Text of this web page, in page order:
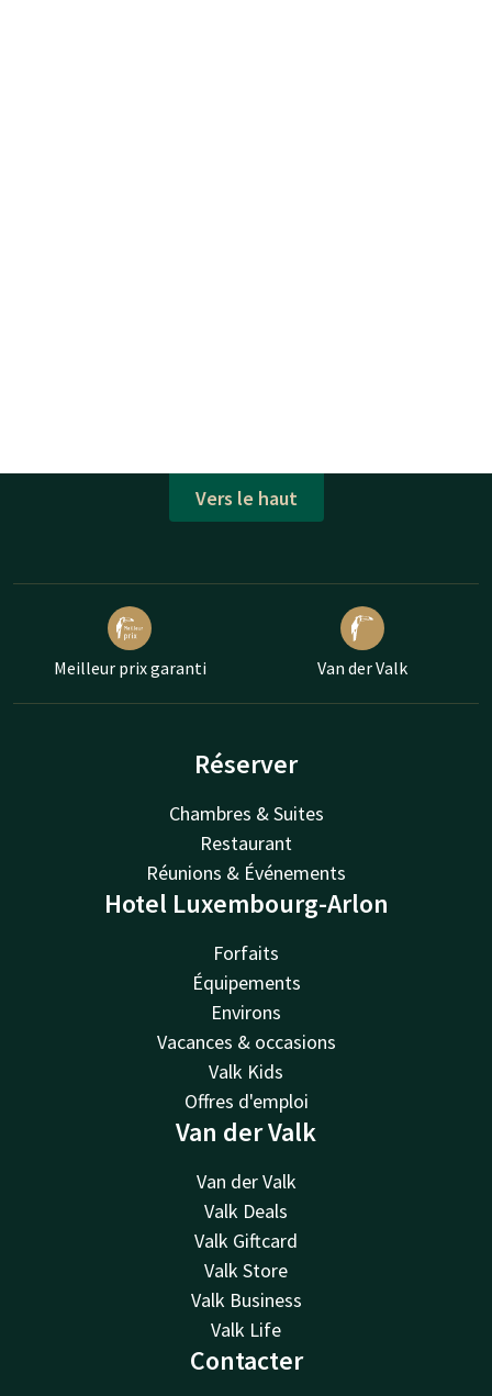
Vers le haut
Meilleur prix garanti Van der Valk
Réserver
Chambres & Suites
Restaurant
Réunions & Événements
Hotel Luxembourg-Arlon
Forfaits
Équipements
Environs
Vacances & occasions
Valk Kids
Offres d'emploi
Van der Valk
Van der Valk
Valk Deals
Valk Giftcard
Valk Store
Valk Business
Valk Life
Contacter